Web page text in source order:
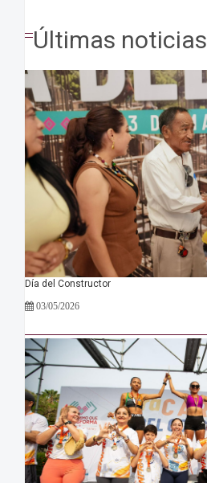
Últimas noticias
Día del Constructor
03/05/2026